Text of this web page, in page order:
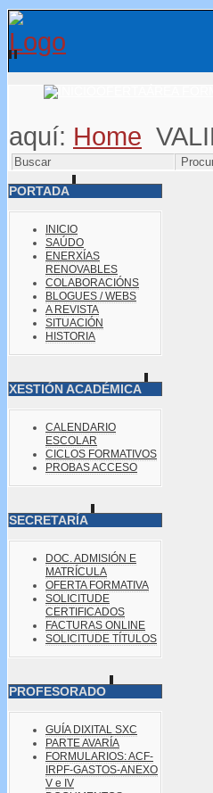
aquí: Home
PORTADA
INICIO
SAÚDO
ENERXÍAS
RENOVABLES
COLABORACIÓNS
BLOGUES / WEBS
A REVISTA
SITUACIÓN
HISTORIA
XESTIÓN ACADÉMICA
CALENDARIO
ESCOLAR
CICLOS FORMATIVOS
PROBAS ACCESO
SECRETARÍA
DOC. ADMISIÓN E
MATRÍCULA
OFERTA FORMATIVA
SOLICITUDE
CERTIFICADOS
FACTURAS ONLINE
SOLICITUDE TÍTULOS
PROFESORADO
GUÍA DIXITAL SXC
PARTE AVARÍA
FORMULARIOS: ACF-
IRPF-GASTOS-ANEXO
V e IV